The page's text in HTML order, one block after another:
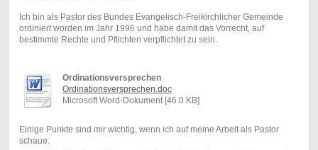
Ich bin als Pastor des Bundes Evangelisch-Freikirchlicher Gemeinde
ordiniert worden im Jahr 1996 und habe damit das Vorrecht, auf
bestimmte Rechte und Pflichten verpflichtet zu sein.
Ordinationsversprechen
Ordinationsversprechen.doc
Microsoft Word-Dokument [46.0 KB]
Einige Punkte sind mir wichtig, wenn ich auf meine Arbeit als Pastor
schaue.